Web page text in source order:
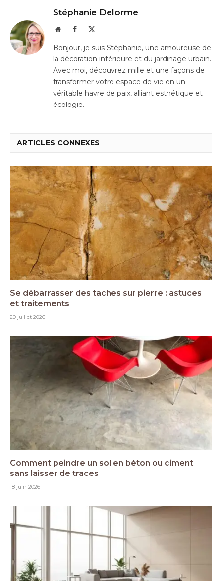
Stéphanie Delorme
WebsiteFacebook
Bonjour, je suis Stéphanie, une amoureuse de
la décoration intérieure et du jardinage urbain.
Avec moi, découvrez mille et une façons de
transformer votre espace de vie en un
véritable havre de paix, alliant esthétique et
écologie.
ARTICLES CONNEXES
Se débarrasser des taches sur pierre : astuces
et traitements
29 juillet 2026
Comment peindre un sol en béton ou ciment
sans laisser de traces
18 juin 2026